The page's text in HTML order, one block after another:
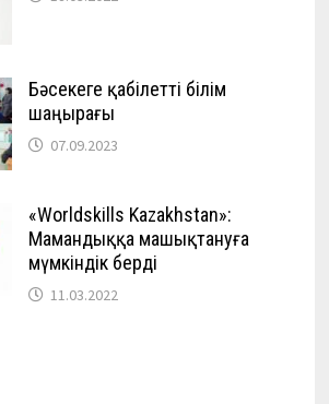
Бәсекеге қабілетті білім
шаңырағы
07.09.2023
«Worldskills Kazakhstan»:
Мамандыққа машықтануға
мүмкіндік берді
11.03.2022